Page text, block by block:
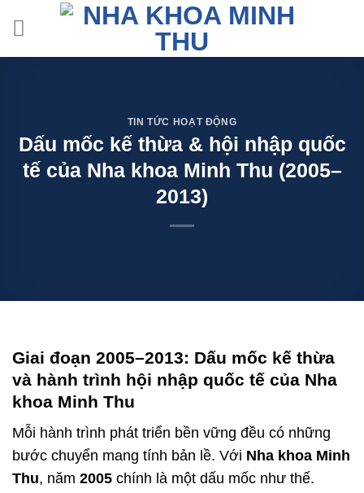
content
TIN TỨC HOẠT ĐỘNG
Dấu mốc kế thừa & hội nhập quốc
tế của Nha khoa Minh Thu (2005–
2013)
Giai đoạn 2005–2013: Dấu mốc kế thừa
và hành trình hội nhập quốc tế của Nha
khoa Minh Thu
Mỗi hành trình phát triển bền vững đều có những
bước chuyển mang tính bản lề. Với Nha khoa Minh
Thu, năm 2005 chính là một dấu mốc như thế.